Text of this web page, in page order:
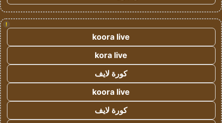
!
koora live
kora live
كورة لايف
koora live
كورة لايف